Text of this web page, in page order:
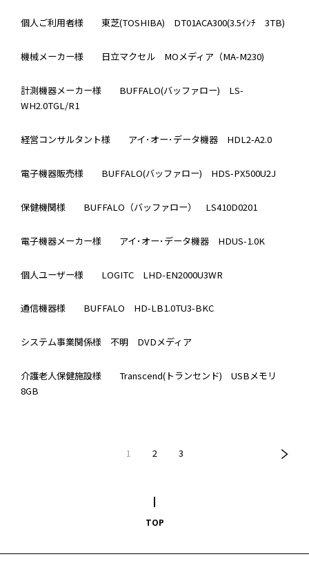
個人ご利用者様 東芝(TOSHIBA) DT01ACA300(3.5ｲﾝﾁ 3TB)
機械メーカー様 日立マクセル MOメディア（MA-M230)
計測機器メーカー様 BUFFALO(バッファロー)
LS-
WH2.0TGL/R1
経営コンサルタント様 アイ･オー･データ機器 HDL2-A2.0
電子機器販売様 BUFFALO(バッファロー) HDS-PX500U2J
保健機関様 BUFFALO（バッファロー） LS410D0201
電子機器メーカー様 アイ･オー･データ機器 HDUS-1.0K
個人ユーザー様 LOGITC LHD-EN2000U3WR
通信機器様 BUFFALO HD-LB1.0TU3-BKC
システム事業関係様 不明 DVDメディア
介護老人保健施設様 Transcend(トランセンド)
USBメモリ
8GB
1 2 3
TOP